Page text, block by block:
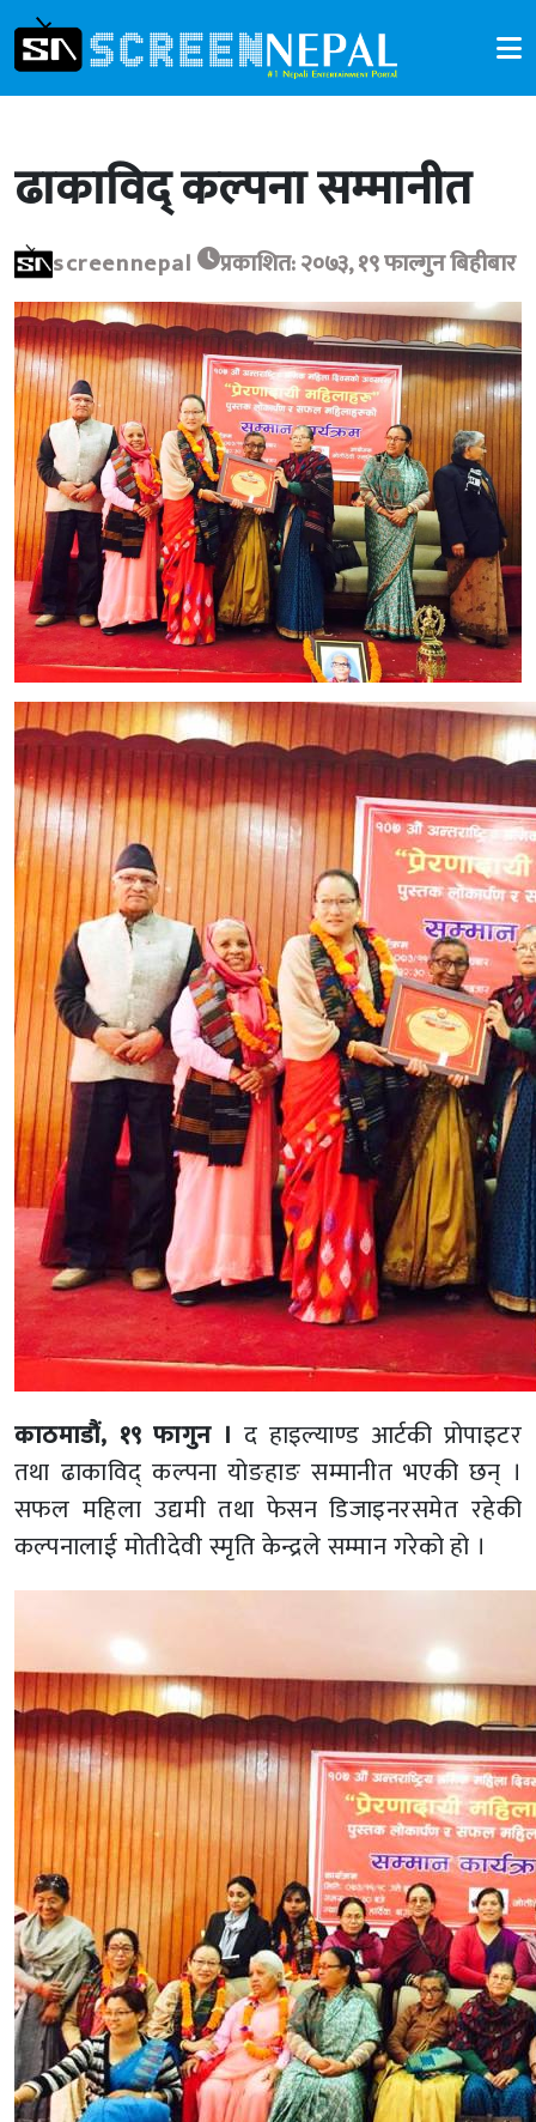
ढाकाविद् कल्पना सम्मानीत
screennepal प्रकाशित: २०७३, १९ फाल्गुन बिहीबार
काठमाडौं, १९ फागुन । द हाइल्याण्ड आर्टकी प्रोपाइटर
तथा ढाकाविद् कल्पना योङहाङ सम्मानीत भएकी छन् ।
सफल महिला उद्यमी तथा फेसन डिजाइनरसमेत रहेकी
कल्पनालाई मोतीदेवी स्मृति केन्द्रले सम्मान गरेको हो ।